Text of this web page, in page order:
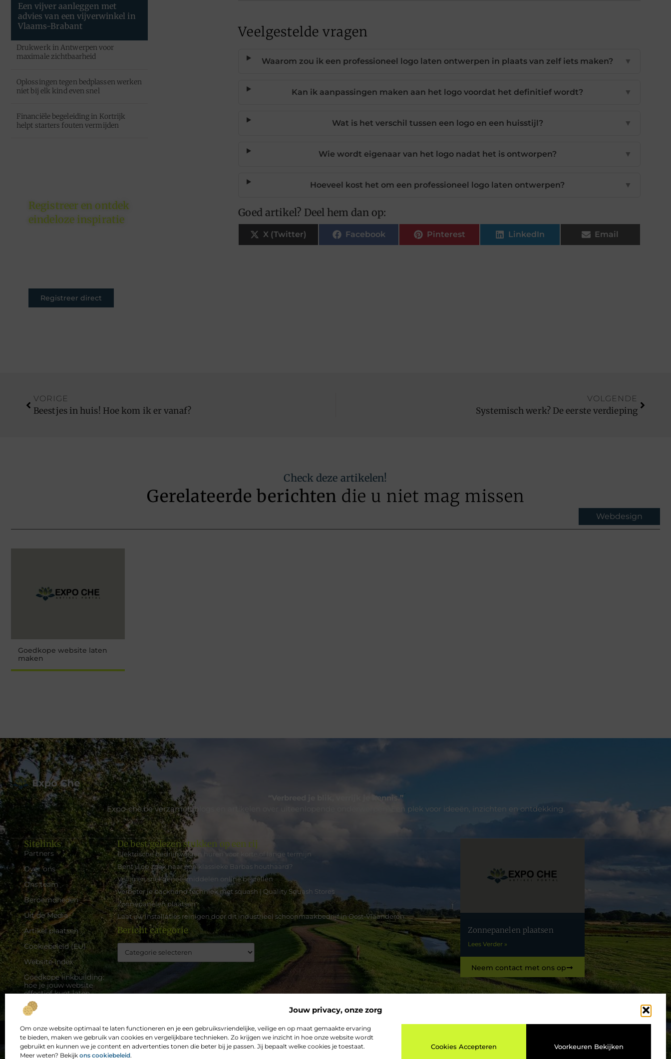
Jouw privacy, onze zorg
Om onze website optimaal te laten functioneren en je een gebruiksvriendelijke, veilige en op maat gemaakte ervaring
te bieden, maken we gebruik van cookies en vergelijkbare technieken. Zo krijgen we inzicht in hoe onze website wordt
gebruikt en kunnen we je content en advertenties tonen die beter bij je passen. Jij bepaalt welke cookies je toestaat.
Meer weten? Bekijk ons cookiebeleid.
Cookies Accepteren Voorkeuren Bekijken
Top
Een vijver aanleggen met
advies van een vijverwinkel in
Vlaams-Brabant
Drukwerk in Antwerpen voor
maximale zichtbaarheid
Oplossingen tegen bedplassen werken
niet bij elk kind even snel
Financiële begeleiding in Kortrijk
helpt starters fouten vermijden
Registreer en ontdek
eindeloze inspiratie
Registreer direct
Veelgestelde vragen
Waarom zou ik een professioneel logo laten ontwerpen in plaats van zelf iets maken? ▼
Kan ik aanpassingen maken aan het logo voordat het definitief wordt? ▼
Wat is het verschil tussen een logo en een huisstijl? ▼
Wie wordt eigenaar van het logo nadat het is ontworpen? ▼
Hoeveel kost het om een professioneel logo laten ontwerpen? ▼
Goed artikel? Deel hem dan op:
X (Twitter) Facebook Pinterest LinkedIn Email
VORIGE
Beestjes in huis! Hoe kom ik er vanaf?
VOLGENDE
Systemisch werk? De eerste verdieping
Check deze artikelen!
Gerelateerde berichten die u niet mag missen
Webdesign
Goedkope website laten
maken
“Verbreed je blik, verrijk je kennis.”
Expo-che.be verzamelt blogs en artikelen over uiteenlopende onderwerpen. Een plek voor ideeën, inzichten en ontdekking.
Sitelinks
Partners
Over ons
Ons team
Beroemdheden
Uit de Media
Artikel plaatsen
Cookiebeleid (EU)
Website index
Goedkope linkbuilding:
hoe je jouw website
effectief kunt laten
groeien zonder grote
kosten
Hoe kan ik geld verdienen
met mijn website: een
complete gids
De best gelezen stukken op een rij
Elektrische bedrijfswagen huren voor korte of lange termijn
Bent u op zoek naar een klassieke Barbas houthaard?
Veilig en snel geneesmiddelen online bestellen
Verbeter je backhand techniek met squash | Quality Squash Stores
Zonnepanelen plaatsen
Laat uw installaties reinigen door dit industrieel schoonmaakbedrijf in Oost-Vlaanderen
Bericht categorie Zonnepanelen plaatsen
Lees Verder »
Neem contact met ons op